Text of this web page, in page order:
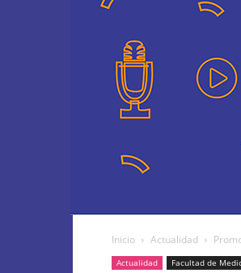
Inicio Actualidad
Actualidad Facultad de